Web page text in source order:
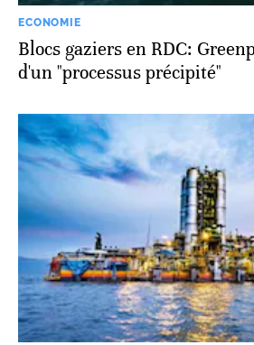
ECONOMIE
Blocs gaziers en RDC:
d'un "processus précipité"